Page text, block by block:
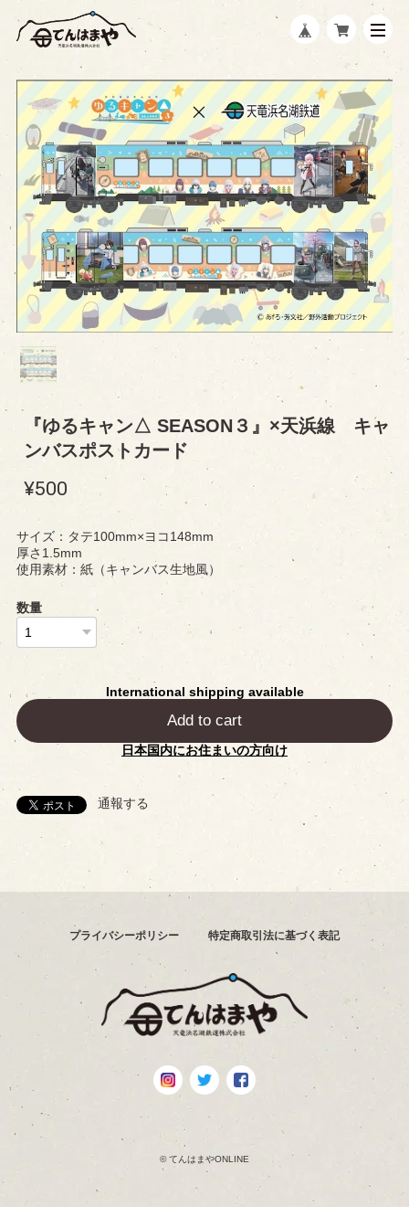
『ゆるキャン△ SEASON３』×天浜線 キャ
ンバスポストカード
¥500
サイズ：タテ100mm×ヨコ148mm
厚さ1.5mm
使用素材：紙（キャンバス生地風）
数量
International shipping available
Add to cart
日本国内にお住まいの方向け
通報する
プライバシーポリシー 特定商取引法に基づく表記
© てんはまやONLINE